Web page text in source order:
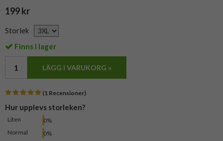
199 kr
Storlek
Finns i lager
LÄGG I VARUKORG »
(1 Recensioner)
Hur upplevs storleken?
Liten
0%
Normal
0%